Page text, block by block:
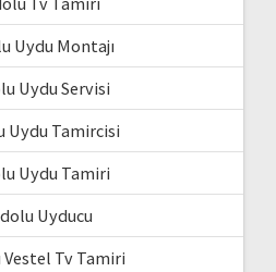
Uydu Montajı
Uydu Servisi
Uydu Tamircisi
Uydu Tamiri
Uyducu
Tv Tamiri